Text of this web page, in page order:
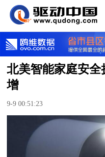
北美智能家庭安
增
9-9 00:51:23